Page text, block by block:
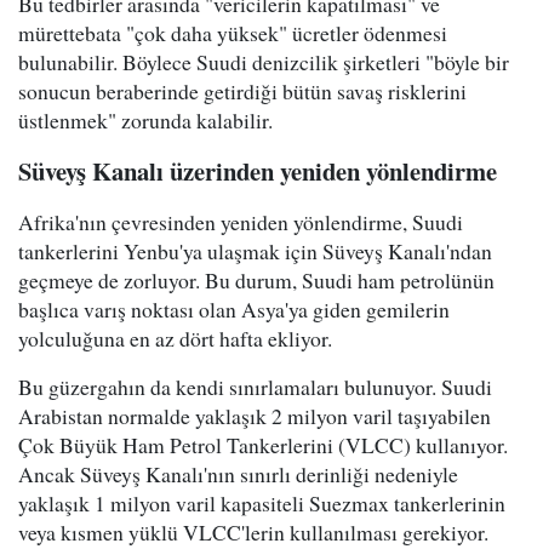
mürettebata "çok daha yüksek" ücretler ödenmesi
bulunabilir. Böylece Suudi denizcilik şirketleri "böyle bir
sonucun beraberinde getirdiği bütün savaş risklerini
üstlenmek" zorunda kalabilir.
Süveyş Kanalı üzerinden yeniden yönlendirme
Afrika'nın çevresinden yeniden yönlendirme, Suudi
tankerlerini Yenbu'ya ulaşmak için Süveyş Kanalı'ndan
geçmeye de zorluyor. Bu durum, Suudi ham petrolünün
başlıca varış noktası olan Asya'ya giden gemilerin
yolculuğuna en az dört hafta ekliyor.
Bu güzergahın da kendi sınırlamaları bulunuyor. Suudi
Arabistan normalde yaklaşık 2 milyon varil taşıyabilen
Çok Büyük Ham Petrol Tankerlerini (VLCC) kullanıyor.
Ancak Süveyş Kanalı'nın sınırlı derinliği nedeniyle
yaklaşık 1 milyon varil kapasiteli Suezmax tankerlerinin
veya kısmen yüklü VLCC'lerin kullanılması gerekiyor.